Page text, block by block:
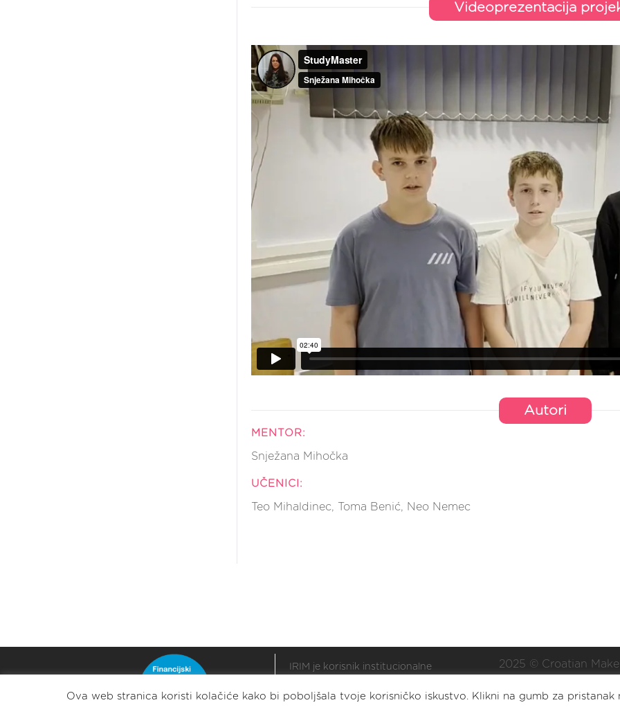
Videoprezentacija
Autori
MENTOR:
Snježana Mihočka
UČENICI:
Teo Mihaldinec, Toma Benić, Neo Nemec
IRIM je korisnik institucionalne
razvoj civilnoga društva za
2025 © Croatian
Ova web stranica koristi kolačiće kako bi poboljšala tvoje korisničko iskustvo. Klikni na gumb za pristanak